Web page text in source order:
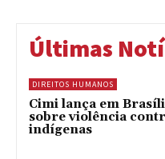
Últimas
DIREITOS HUMANOS
Cimi lança em
sobre violência
indígenas